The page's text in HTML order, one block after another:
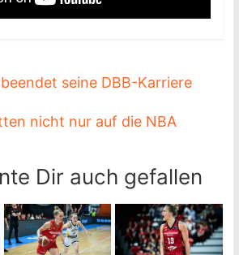
seine DBB-Karriere
nicht nur auf die NBA
Dir auch gefallen